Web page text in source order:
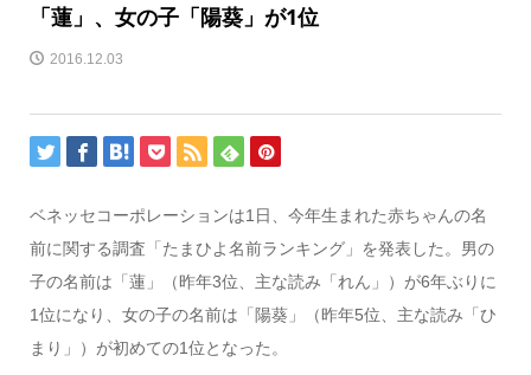
「蓮」、女の子「陽葵」が1位
2016.12.03
ベネッセコーポレーションは1日、今年生まれた赤ちゃんの名
前に関する調査「たまひよ名前ランキング」を発表した。男の
子の名前は「蓮」（昨年3位、主な読み「れん」）が6年ぶりに
1位になり、女の子の名前は「陽葵」（昨年5位、主な読み「ひ
まり」）が初めての1位となった。